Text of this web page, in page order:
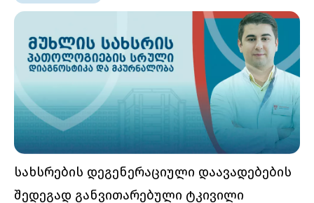
სახსრების დეგენერაციული დაავადებების
შედეგად განვითარებული ტკივილი